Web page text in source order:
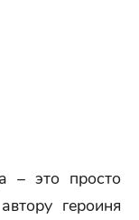
– это просто
героиня